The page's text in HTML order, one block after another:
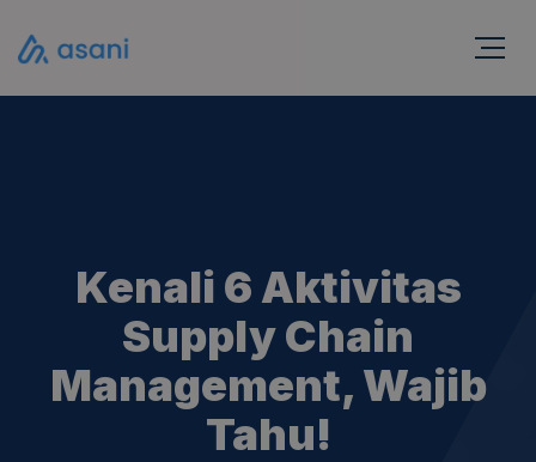
Kenali 6 Aktivitas
Supply Chain
Management, Wajib
Tahu!